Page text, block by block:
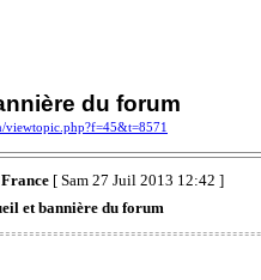
du forum
viewtopic.php?f=45&t=8571
[ Sam 27 Juil 2013 12:42 ]
et bannière du forum